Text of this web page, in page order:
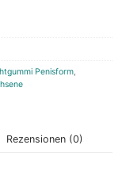
Penisform,
Rezensionen (0)